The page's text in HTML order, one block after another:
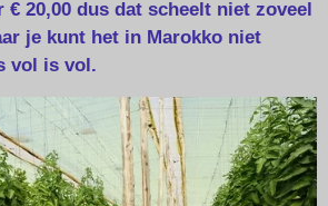
20,00 dus dat scheelt niet zoveel
je kunt het in Marokko niet
vol is vol.